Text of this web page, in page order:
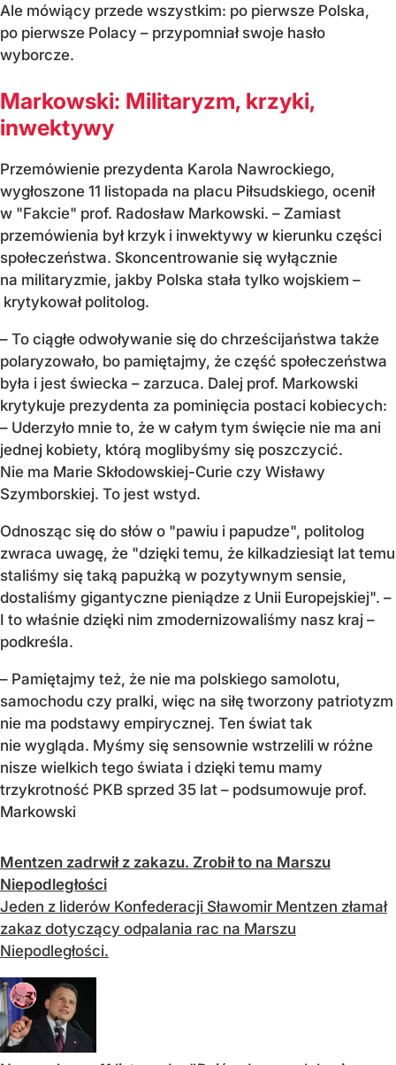
Ale mówiący przede wszystkim: po pierwsze Polska,
po pierwsze Polacy – przypomniał swoje hasło
wyborcze.
Markowski: Militaryzm, krzyki,
inwektywy
Przemówienie prezydenta Karola Nawrockiego,
wygłoszone 11 listopada na placu Piłsudskiego, ocenił
w "Fakcie" prof. Radosław Markowski. – Zamiast
przemówienia był krzyk i inwektywy w kierunku części
społeczeństwa. Skoncentrowanie się wyłącznie
na militaryzmie, jakby Polska stała tylko wojskiem –
krytykował politolog.
– To ciągłe odwoływanie się do chrześcijaństwa także
polaryzowało, bo pamiętajmy, że część społeczeństwa
była i jest świecka – zarzuca. Dalej prof. Markowski
krytykuje prezydenta za pominięcia postaci kobiecych:
– Uderzyło mnie to, że w całym tym święcie nie ma ani
jednej kobiety, którą moglibyśmy się poszczycić.
Nie ma Marie Skłodowskiej-Curie czy Wisławy
Szymborskiej. To jest wstyd.
Odnosząc się do słów o "pawiu i papudze", politolog
zwraca uwagę, że "dzięki temu, że kilkadziesiąt lat temu
staliśmy się taką papużką w pozytywnym sensie,
dostaliśmy gigantyczne pieniądze z Unii Europejskiej". –
I to właśnie dzięki nim zmodernizowaliśmy nasz kraj –
podkreśla.
– Pamiętajmy też, że nie ma polskiego samolotu,
samochodu czy pralki, więc na siłę tworzony patriotyzm
nie ma podstawy empirycznej. Ten świat tak
nie wygląda. Myśmy się sensownie wstrzelili w różne
nisze wielkich tego świata i dzięki temu mamy
trzykrotność PKB sprzed 35 lat – podsumowuje prof.
Markowski
Mentzen zadrwił z zakazu. Zrobił to na Marszu
Niepodległości
Jeden z liderów Konfederacji Sławomir Mentzen złamał
zakaz dotyczący odpalania rac na Marszu
Niepodległości.